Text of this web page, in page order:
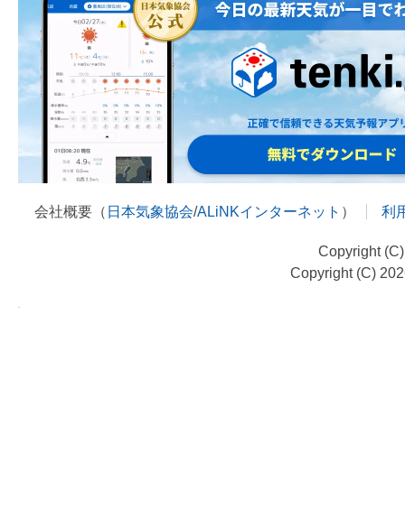
会社概要（ 日本気象協会/ALiNKインターネット ） 利
Copyright
Copyright (C)